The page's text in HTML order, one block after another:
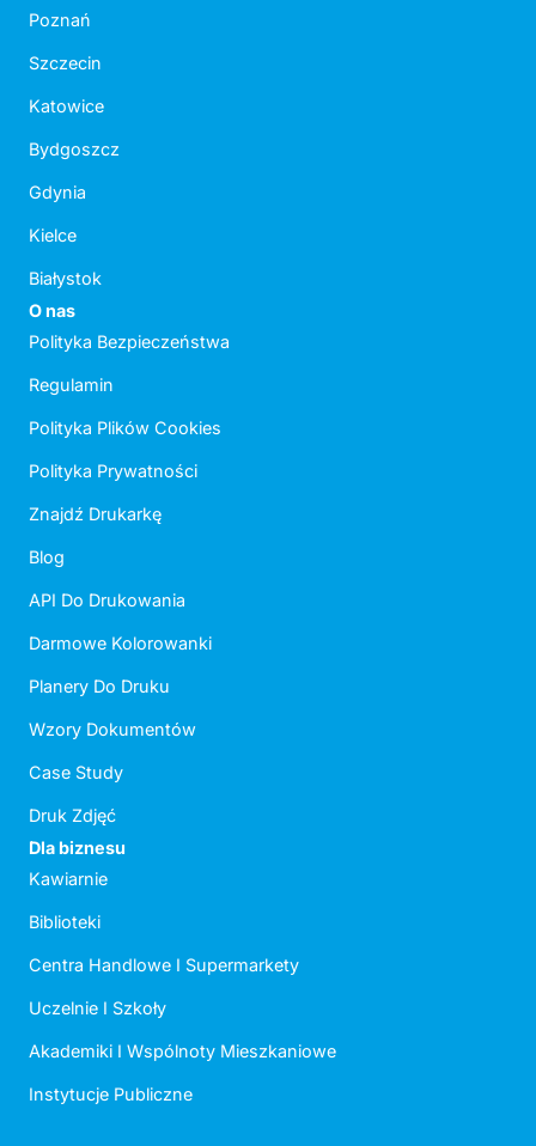
Poznań
Szczecin
Katowice
Bydgoszcz
Gdynia
Kielce
Białystok
O nas
Polityka Bezpieczeństwa
Regulamin
Polityka Plików Cookies
Polityka Prywatności
Znajdź Drukarkę
Blog
API Do Drukowania
Darmowe Kolorowanki
Planery Do Druku
Wzory Dokumentów
Case Study
Druk Zdjęć
Dla biznesu
Kawiarnie
Biblioteki
Centra Handlowe I Supermarkety
Uczelnie I Szkoły
Akademiki I Wspólnoty Mieszkaniowe
Instytucje Publiczne